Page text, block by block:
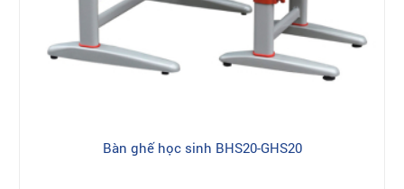
Bàn ghế học sinh BHS20-GHS20